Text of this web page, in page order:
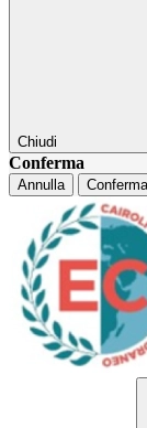
Chiudi
Conferma
Annulla Conferma